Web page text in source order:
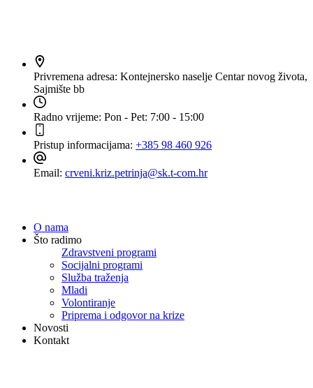
Privremena adresa: Kontejnersko naselje Centar novog života,
Sajmište bb
Radno vrijeme: Pon - Pet: 7:00 - 15:00
Pristup informacijama: +385 98 460 926
Email: crveni.kriz.petrinja@sk.t-com.hr
O nama
Što radimo
Zdravstveni programi
Socijalni programi
Služba traženja
Mladi
Volontiranje
Priprema i odgovor na krize
Novosti
Kontakt